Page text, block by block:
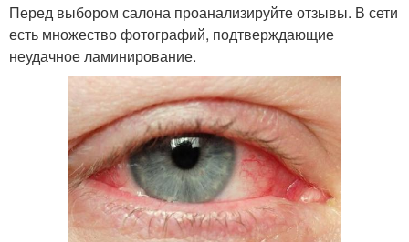
Перед выбором салона проанализируйте отзывы. В сети
есть множество фотографий, подтверждающие
неудачное ламинирование.